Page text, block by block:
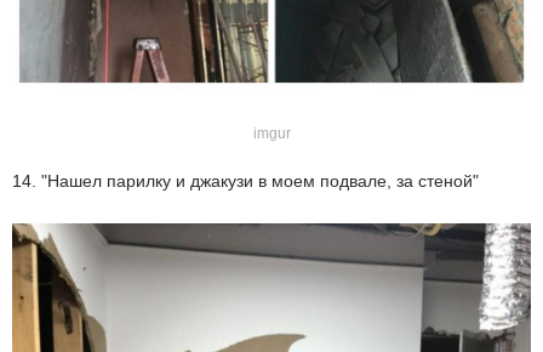
imgur
14. "Нашел парилку и джакузи в моем подвале, за стеной"